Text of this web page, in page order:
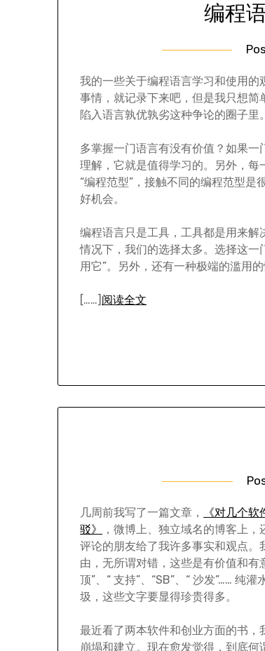
编程
我的一些关于编程语言学习和使用的
事情，就记录下来吧，但是我只想简
陷入语言孰优孰劣这种争论的圈子里。
多掌握一门语言有没有价值？如果一
理解，它就是值得学习的。另外，每
“编程范型”，接触不同的编程范型是
好机会。
编程语言只是工具，工具都是用来
情况下，我们的选择太多。选择这一
用它”。另外，还有一种极端的滥用
[……] 阅读全文
几周前我写了一篇文章，
《对几个
驳》
，微博上、独立域名的博客上
评论的朋友给了我许多事实和观点。
由，无所谓对错，这些是有价值和有
顶”、“ 支持”、“SB”、“ 沙发”…… 纯
圾，这些文字要显得珍贵得多。
最近看了两本软件和创业方面的书
崩塌和建立。现在愈发觉得，到底